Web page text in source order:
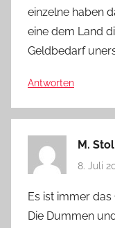
einzelne haben
eine dem Land
Geldbedarf
Antworten
M.
8. Juli
Es ist immer
Die Dummen